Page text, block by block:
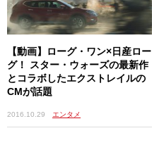
【動画】ローグ・ワン×日産ロー
グ！ スター・ウォーズの最新作
とコラボしたエクストレイルの
CMが話題
2016.10.29 エンタメ